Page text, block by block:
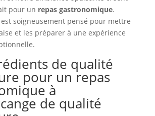
pour un repas gastronomique.
soigneusement pensé pour mettre
et les préparer à une expérience
de qualité
pour un repas
à
de qualité